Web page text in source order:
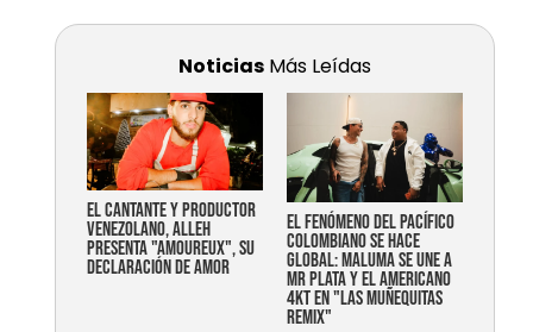
Noticias Más Leídas
EL CANTANTE Y PRODUCTOR
VENEZOLANO, ALLEH
PRESENTA "AMOUREUX", SU
DECLARACIÓN DE AMOR
EL FENÓMENO DEL PACÍFICO
COLOMBIANO SE HACE
GLOBAL: MALUMA SE UNE A
MR PLATA Y EL AMERICANO
4KT EN "LAS MUÑEQUITAS
REMIX"